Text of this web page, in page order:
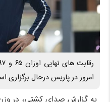
امروز در پاریس درحال برگزاری